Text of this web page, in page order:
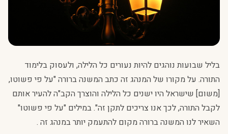
בליל שבועות נוהגים להיות נעורים כל הלילה, ולעסוק בלימוד
התורה. על מקורו של המנהג זה כתב המשנה ברורה "על פי פשוטו,
[משום] שישראל היו ישנים כל הלילה והוצרך הקב"ה להעיר אותם
לקבל התורה, לכך אנו צריכים לתקן זה". במילים "על פי פשוטו"
השאיר לנו המשנה ברורה מקום להתעמק יותר במנהג זה .